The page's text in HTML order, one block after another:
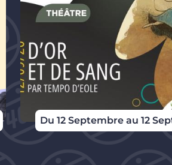
Du 12 Septembre au 12